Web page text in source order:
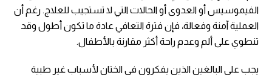
الفيموسيس أو العدوى أو الحالات التي لا تستجيب للعلاج. رغم أن
العملية آمنة وفعالة، فإن فترة التعافي عادة ما تكون أطول وقد
تنطوي على ألم وعدم راحة أكثر مقارنة بالأطفال.
يجب على البالغين الذين يفكرون في الختان لأسباب غير طبية